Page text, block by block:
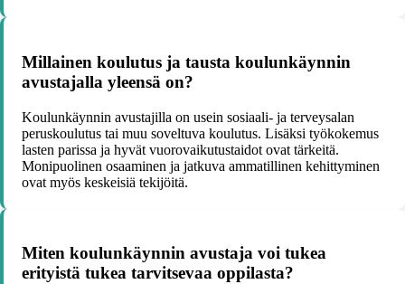
Millainen koulutus ja tausta koulunkäynnin
avustajalla yleensä on?
Koulunkäynnin avustajilla on usein sosiaali- ja terveysalan
peruskoulutus tai muu soveltuva koulutus. Lisäksi työkokemus
lasten parissa ja hyvät vuorovaikutustaidot ovat tärkeitä.
Monipuolinen osaaminen ja jatkuva ammatillinen kehittyminen
ovat myös keskeisiä tekijöitä.
Miten koulunkäynnin avustaja voi tukea
erityistä tukea tarvitsevaa oppilasta?